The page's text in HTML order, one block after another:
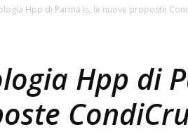
Hpp di Parma Is, le nuove proposte
Hpp di